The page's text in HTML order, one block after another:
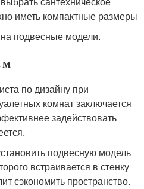
иметь компактные размеры
подвесные модели.
м
по дизайну при
комнат заключается
задействовать
подвесную модель
встраивается в стенку
сэкономить пространство.